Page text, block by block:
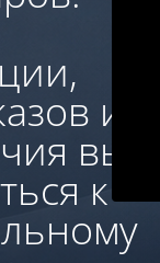
и
вы
к